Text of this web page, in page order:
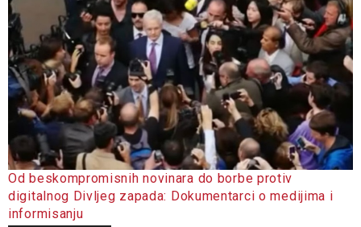
Od beskompromisnih novinara do borbe protiv
digitalnog Divljeg zapada: Dokumentarci o medijima i
informisanju